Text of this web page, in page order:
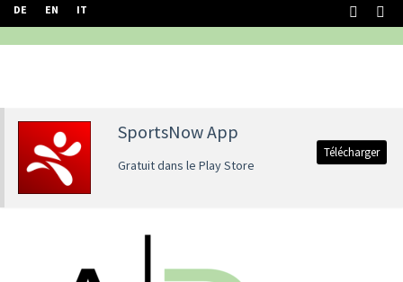
DE EN IT
SportsNow App
Gratuit dans le Play Store
Télécharger